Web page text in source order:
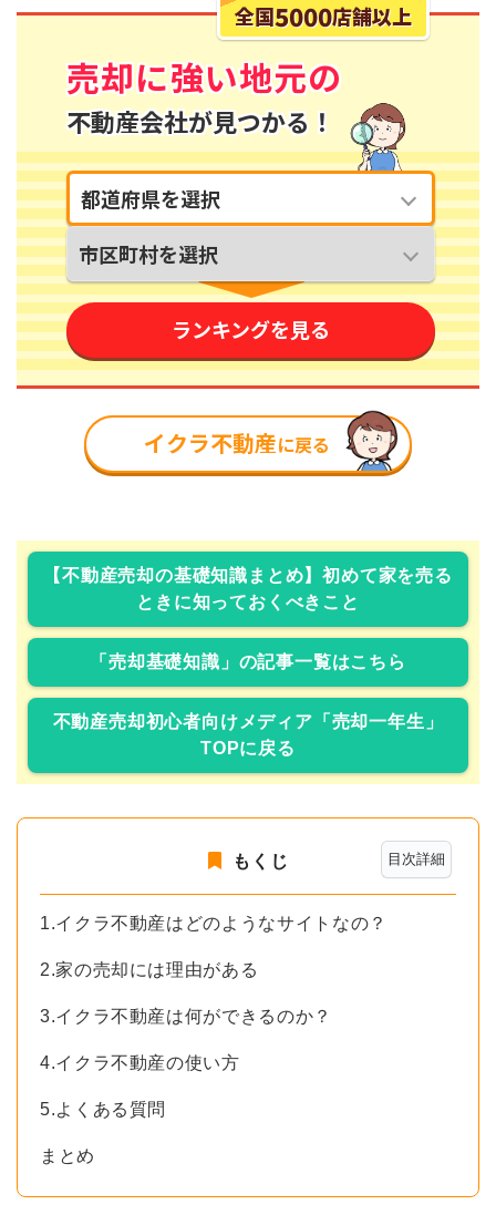
【不動産売却の基礎知識まとめ】初めて家を売る
ときに知っておくべきこと
「売却基礎知識」の記事一覧はこちら
不動産売却初心者向けメディア「売却一年生」
TOPに戻る
目次詳細
もくじ
1.イクラ不動産はどのようなサイトなの？
2.家の売却には理由がある
3.イクラ不動産は何ができるのか？
4.イクラ不動産の使い方
5.よくある質問
まとめ